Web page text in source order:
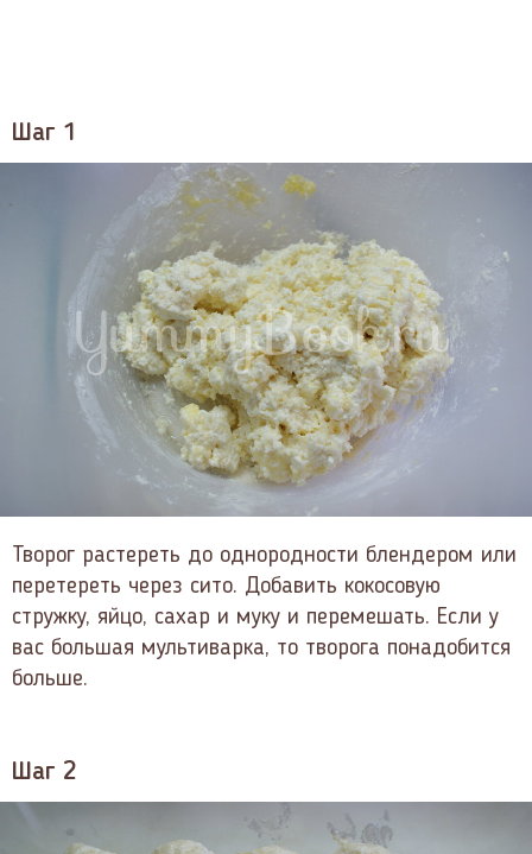
Шаг 1
Творог растереть до однородности блендером или
перетереть через сито. Добавить кокосовую
стружку, яйцо, сахар и муку и перемешать. Если у
вас большая мультиварка, то творога понадобится
больше.
Шаг 2